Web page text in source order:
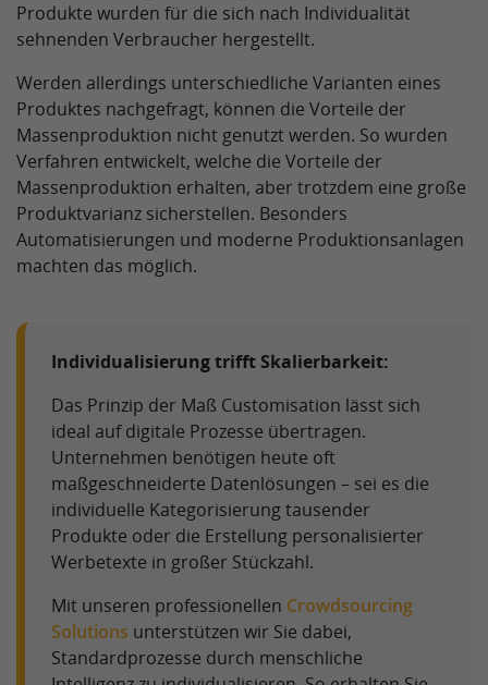
Produkte wurden für die sich nach Individualität
sehnenden Verbraucher hergestellt.
Werden allerdings unterschiedliche Varianten eines
Produktes nachgefragt, können die Vorteile der
Massenproduktion nicht genutzt werden. So wurden
Verfahren entwickelt, welche die Vorteile der
Massenproduktion erhalten, aber trotzdem eine große
Produktvarianz sicherstellen. Besonders
Automatisierungen und moderne Produktionsanlagen
machten das möglich.
Individualisierung trifft Skalierbarkeit:
Das Prinzip der Maß Customisation lässt sich
ideal auf digitale Prozesse übertragen.
Unternehmen benötigen heute oft
maßgeschneiderte Datenlösungen – sei es die
individuelle Kategorisierung tausender
Produkte oder die Erstellung personalisierter
Werbetexte in großer Stückzahl.
Mit unseren professionellen Crowdsourcing
Solutions unterstützen wir Sie dabei,
Standardprozesse durch menschliche